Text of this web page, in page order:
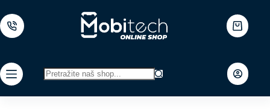
to
content
Shopping
cart
results